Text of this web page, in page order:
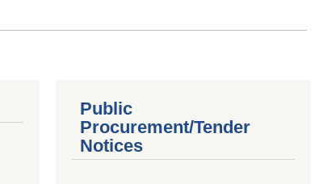
Public
Procurement/Tender
Notices